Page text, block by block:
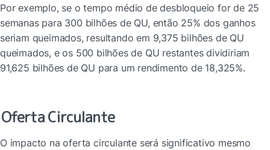
Por exemplo, se o tempo médio de desbloqueio for de 25
semanas para 300 bilhões de QU, então 25% dos ganhos
seriam queimados, resultando em 9,375 bilhões de QU
queimados, e os 500 bilhões de QU restantes dividiriam
91,625 bilhões de QU para um rendimento de 18,325%.
Oferta Circulante
O impacto na oferta circulante será significativo mesmo